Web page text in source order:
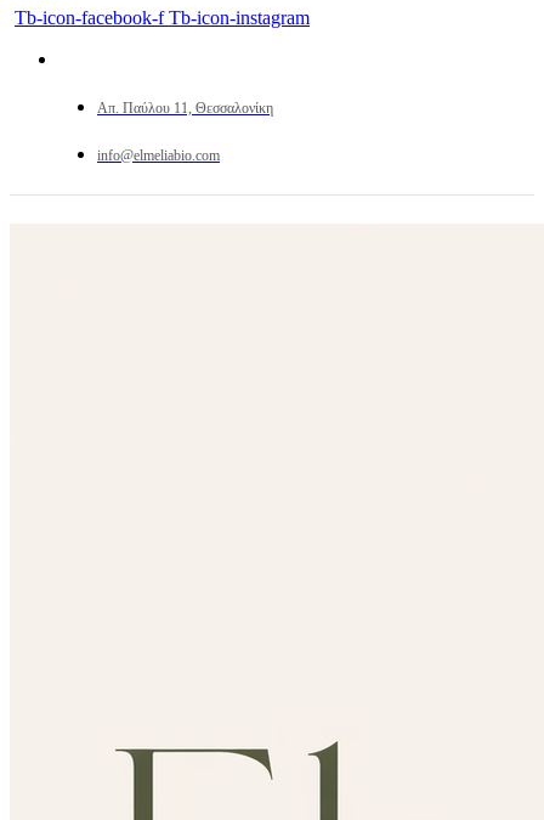
Tb-icon-facebook-f Tb-icon-instagram
Απ. Παύλου 11, Θεσσαλονίκη
info@elmeliabio.com